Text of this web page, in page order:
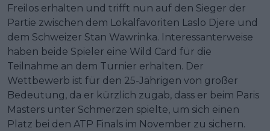
Freilos erhalten und trifft nun auf den Sieger der
Partie zwischen dem Lokalfavoriten Laslo Djere und
dem Schweizer Stan Wawrinka. Interessanterweise
haben beide Spieler eine Wild Card für die
Teilnahme an dem Turnier erhalten. Der
Wettbewerb ist für den 25-Jährigen von großer
Bedeutung, da er kürzlich zugab, dass er beim Paris
Masters unter Schmerzen spielte, um sich einen
Platz bei den ATP Finals im November zu sichern.